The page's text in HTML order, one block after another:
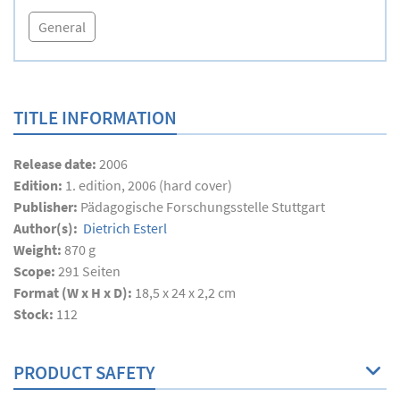
General
TITLE INFORMATION
Release date: 2006
Edition: 1. edition, 2006 (hard cover)
Publisher: Pädagogische Forschungsstelle Stuttgart
Author(s): Dietrich Esterl
Weight: 870 g
Scope: 291 Seiten
Format (W x H x D): 18,5 x 24 x 2,2 cm
Stock: 112
PRODUCT SAFETY